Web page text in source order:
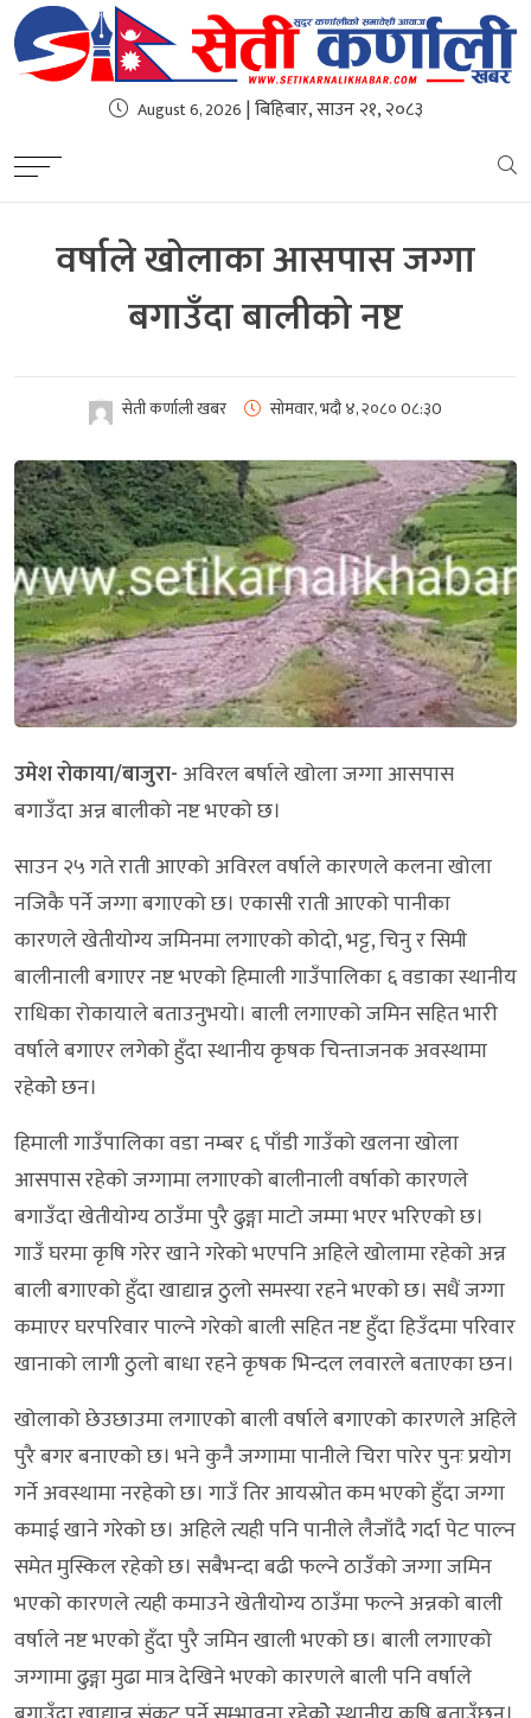
August 6, 2026 | बिहिबार, साउन २१, २०८३
वर्षाले खोलाका आसपास जग्गा
बगाउँदा बालीको नष्ट
सेती कर्णाली खबर सोमवार, भदौ ४, २०८०0८:३0
उमेश रोकाया/बाजुरा- अविरल बर्षाले खोला जग्गा आसपास
बगाउँदा अन्न बालीको नष्ट भएको छ।
साउन २५ गते राती आएको अविरल वर्षाले कारणले कलना खोला
नजिकै पर्ने जग्गा बगाएको छ। एकासी राती आएको पानीका
कारणले खेतीयोग्य जमिनमा लगाएको कोदो, भट्ट, चिनु र सिमी
बालीनाली बगाएर नष्ट भएको हिमाली गाउँपालिका ६ वडाका स्थानीय
राधिका रोकायाले बताउनुभयो। बाली लगाएको जमिन सहित भारी
वर्षाले बगाएर लगेको हुँदा स्थानीय कृषक चिन्ताजनक अवस्थामा
रहेकोे छन।
हिमाली गाउँपालिका वडा नम्बर ६ पाँडी गाउँको खलना खोला
आसपास रहेको जग्गामा लगाएको बालीनाली वर्षाको कारणले
बगाउँदा खेतीयोग्य ठाउँमा पुरै ढुङ्गा माटो जम्मा भएर भरिएको छ।
गाउँ घरमा कृषि गरेर खाने गरेको भएपनि अहिले खोलामा रहेको अन्न
बाली बगाएको हुँदा खाद्यान्न ठुलो समस्या रहने भएको छ। सधैं जग्गा
कमाएर घरपरिवार पाल्ने गरेको बाली सहित नष्ट हुँदा हिउँदमा परिवार
खानाको लागी ठुलो बाधा रहने कृषक भिन्दल लवारले बताएका छन।
खोलाको छेउछाउमा लगाएको बाली वर्षाले बगाएको कारणले अहिले
पुरै बगर बनाएको छ। भने कुनै जग्गामा पानीले चिरा पारेर पुनः प्रयोग
गर्ने अवस्थामा नरहेको छ। गाउँ तिर आयस्रोत कम भएको हुँदा जग्गा
कमाई खाने गरेको छ। अहिले त्यही पनि पानीले लैजाँदै गर्दा पेट पाल्न
समेत मुस्किल रहेको छ। सबैभन्दा बढी फल्ने ठाउँको जग्गा जमिन
भएको कारणले त्यही कमाउने खेतीयोग्य ठाउँमा फल्ने अन्नको बाली
वर्षाले नष्ट भएको हुँदा पुरै जमिन खाली भएको छ। बाली लगाएको
जग्गामा ढुङ्गा मुढा मात्र देखिने भएको कारणले बाली पनि वर्षाले